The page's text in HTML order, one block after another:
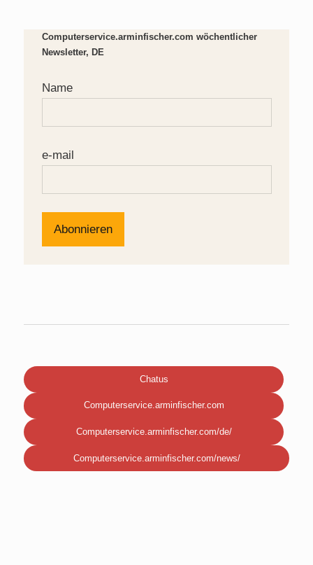
Computerservice.arminfischer.com wöchentlicher
Newsletter, DE
Name
e-mail
Chatus
Computerservice.arminfischer.com
Computerservice.arminfischer.com/de/
Computerservice.arminfischer.com/news/